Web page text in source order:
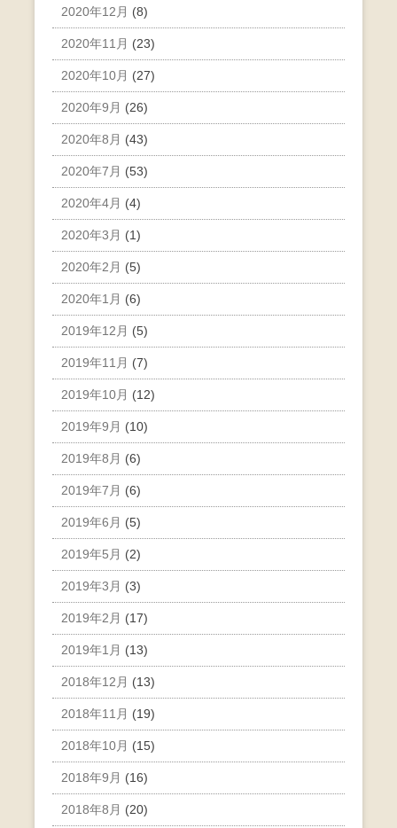
2020年12月 (8)
2020年11月 (23)
2020年10月 (27)
2020年9月 (26)
2020年8月 (43)
2020年7月 (53)
2020年4月 (4)
2020年3月 (1)
2020年2月 (5)
2020年1月 (6)
2019年12月 (5)
2019年11月 (7)
2019年10月 (12)
2019年9月 (10)
2019年8月 (6)
2019年7月 (6)
2019年6月 (5)
2019年5月 (2)
2019年3月 (3)
2019年2月 (17)
2019年1月 (13)
2018年12月 (13)
2018年11月 (19)
2018年10月 (15)
2018年9月 (16)
2018年8月 (20)